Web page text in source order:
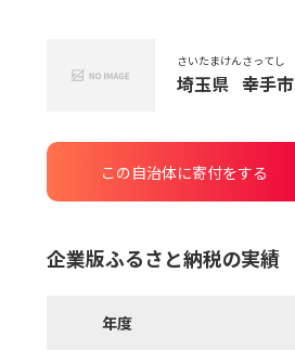
さいたまけん
埼玉県
さってし
幸手市
この自治体に寄付をする
企業版ふるさと納税の実績
年度